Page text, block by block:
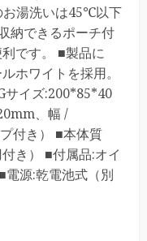
湯洗いは45℃以下
納できるポーチ付
です。 ■製品に
ホワイトを採用。
サイズ:200*85*40
、幅 /
付き） ■本体質
き） ■付属品:オイ
源:乾電池式（別